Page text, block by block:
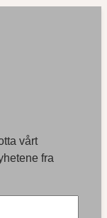
vårt
fra